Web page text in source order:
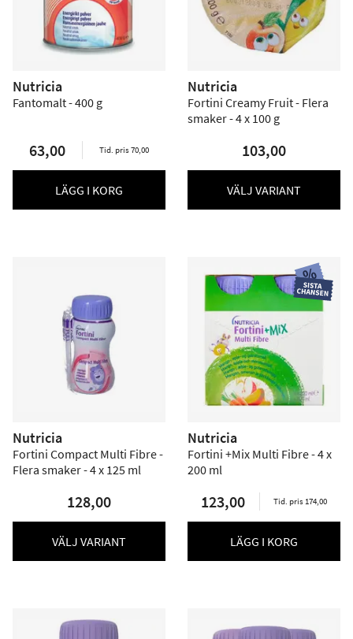
Nutricia
Fantomalt - 400 g
63,00 Tid. pris 70,00
LÄGG I KORG
Nutricia
Fortini Creamy Fruit - Flera
smaker - 4 x 100 g
103,00
VÄLJ VARIANT
Nutricia
Fortini Compact Multi Fibre -
Flera smaker - 4 x 125 ml
128,00
VÄLJ VARIANT
Nutricia
Fortini +Mix Multi Fibre - 4 x
200 ml
123,00 Tid. pris 174,00
LÄGG I KORG